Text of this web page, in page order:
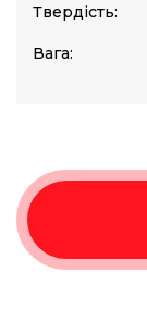
Твердість:
Вага: